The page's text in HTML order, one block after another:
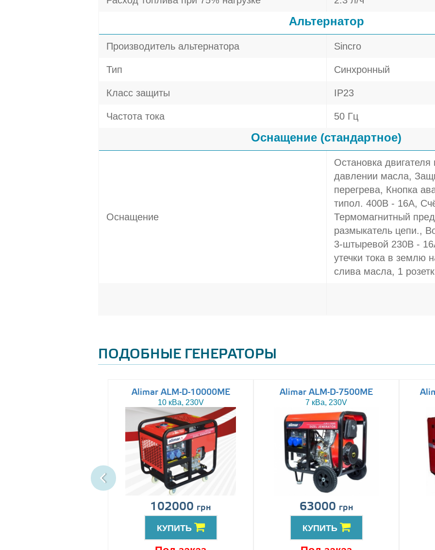
Альтернатор
Производитель альтернатора Sincro
Тип Синхронный
Класс защиты IP23
Частота тока 50 Гц
Оснащение (стандартное)
Оснащение
Остановка
давлении масла,
перегрева, Кнопка
типол. 400В - 16A,
Термомагнитный
размыкатель цепи.,
3-штыревой 230В -
утечки тока в землю
слива масла, 1
ПОДОБНЫЕ ГЕНЕРАТОРЫ
Alimar ALM-D-10000ME
10 кВа, 230V
102000 грн
КУПИТЬ
Alimar ALM-D-7500ME
7 кВа, 230V
63000 грн
КУПИТЬ